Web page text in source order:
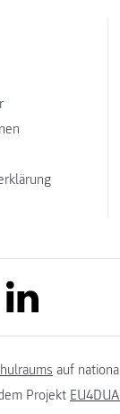
link to linkedin
auf
Projekt